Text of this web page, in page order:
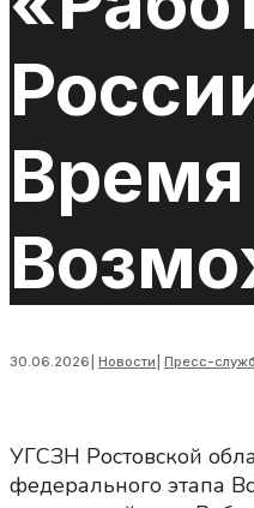
Время
30.06.2026 Новости Пресс-
УГСЗН Ростовской
федерального этапа